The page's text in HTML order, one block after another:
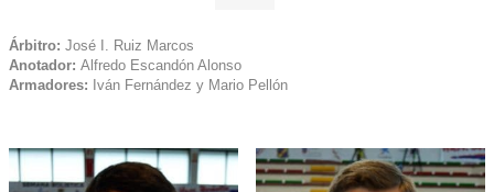
Árbitro: José I. Ruiz Marcos
Anotador: Alfredo Escandón Alonso
Armadores: Iván Fernández y Mario Pellón